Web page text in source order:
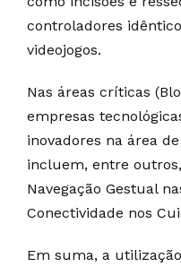
controladores
videojogos.
Nas áreas críticas
empresas
inovadores na área
incluem, entre
Navegação Gestual
Conectividade nos
Em suma, a